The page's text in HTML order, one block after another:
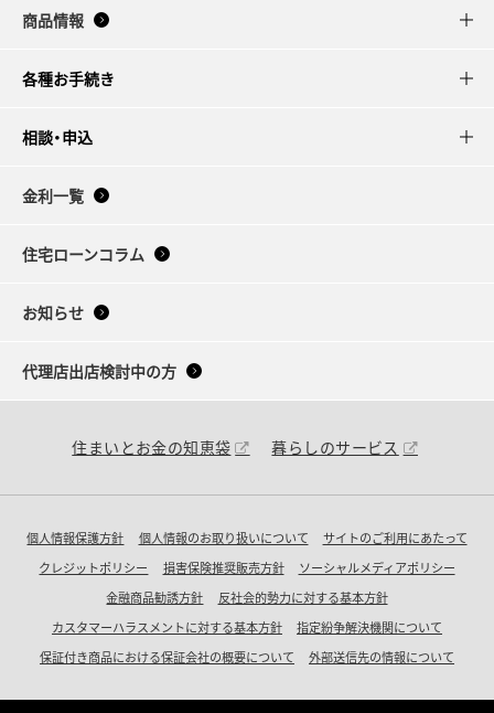
商品情報
各種お手続き
相談・申込
金利一覧
住宅ローンコラム
お知らせ
代理店出店検討中の方
住まいとお金の知恵袋 暮らしのサービス
個人情報保護方針 個人情報のお取り扱いについて
サイトのご利用にあたって
クレジットポリシー
損害保険推奨販売方針
ソーシャルメディアポリシー
金融商品勧誘方針
反社会的勢力に対する基本方針
カスタマーハラスメントに対する基本方針
指定紛争解決機関について
保証付き商品における保証会社の概要について
外部送信先の情報について